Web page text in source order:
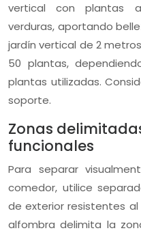
vertical con plantas
verduras, aportando
jardín vertical de 2
50 plantas,
plantas utilizadas.
soporte.
Zonas
funcionales
Para separar
comedor, utilice
de exterior resistentes
alfombra delimita la